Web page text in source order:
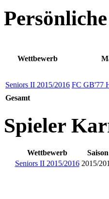
Wettbewerb
Seniors II 2015/2016 FC GB'77
Gesamt
Spieler
Wettbewerb Saison
Seniors II 2015/2016 2015/